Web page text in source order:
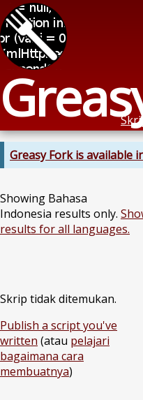
Greasy Fork is available
Showing Bahasa
Indonesia results only.
results for all languages.
Skrip tidak ditemukan.
Publish a script you've
written (atau pelajari
bagaimana cara
membuatnya)